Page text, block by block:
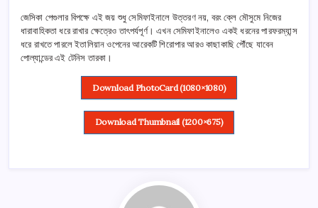
জেসিকা পেগুলার বিপক্ষে এই জয় শুধু সেমিফাইনালে উত্তরণ নয়, বরং ক্লে মৌসুমে নিজের
ধারাবাহিকতা ধরে রাখার ক্ষেত্রেও তাৎপর্যপূর্ণ। এখন সেমিফাইনালেও একই ধরনের পারফরম্যান্স
ধরে রাখতে পারলে ইতালিয়ান ওপেনের আরেকটি শিরোপার আরও কাছাকাছি পৌঁছে যাবেন
পোল্যান্ডের এই টেনিস তারকা।
Download PhotoCard (1080×1080)
Download Thumbnail (1200×675)